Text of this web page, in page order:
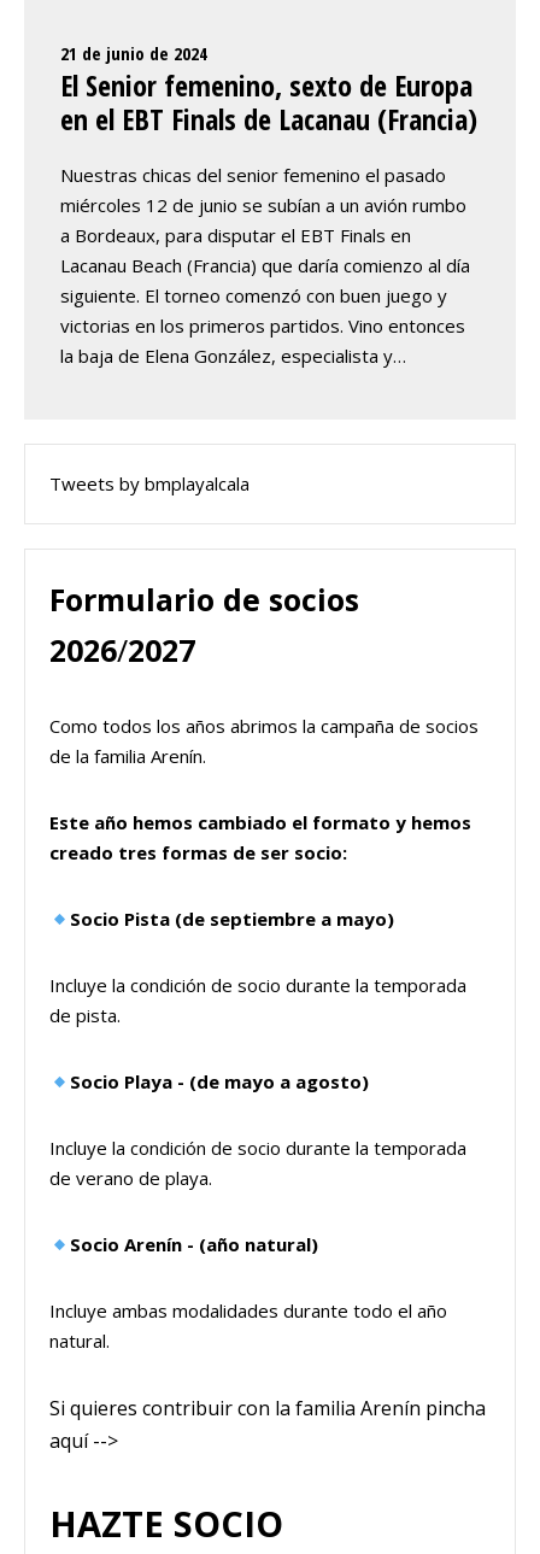
21 de junio de 2024
El Senior femenino, sexto de Europa
en el EBT Finals de Lacanau (Francia)
Nuestras chicas del senior femenino el pasado
miércoles 12 de junio se subían a un avión rumbo
a Bordeaux, para disputar el EBT Finals en
Lacanau Beach (Francia) que daría comienzo al día
siguiente. El torneo comenzó con buen juego y
victorias en los primeros partidos. Vino entonces
la baja de Elena González, especialista y…
Tweets by bmplayalcala
Formulario de socios
2026/2027
Como todos los años abrimos la campaña de socios
de la familia Arenín.
Este año hemos cambiado el formato y hemos
creado tres formas de ser socio:
Socio Pista (de septiembre a mayo)
Incluye la condición de socio durante la temporada
de pista.
Socio Playa - (de mayo a agosto)
Incluye la condición de socio durante la temporada
de verano de playa.
Socio Arenín - (año natural)
Incluye ambas modalidades durante todo el año
natural.
Si quieres contribuir con la familia Arenín pincha
aquí -->
HAZTE SOCIO